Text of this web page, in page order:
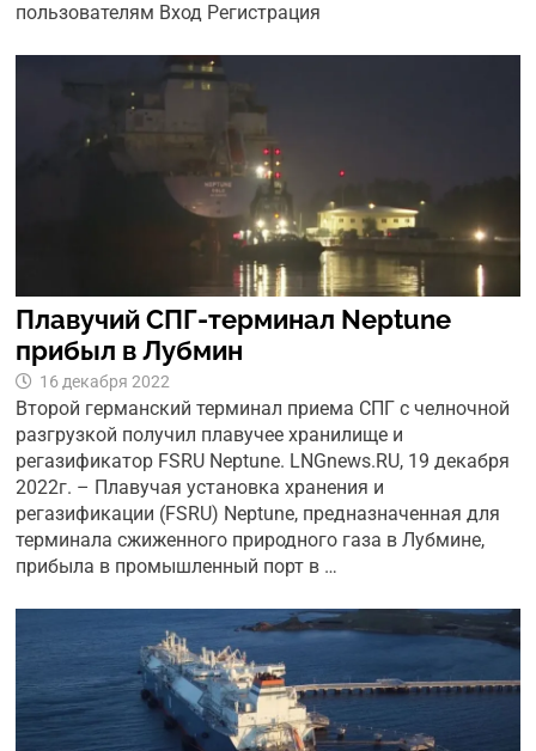
пользователям Вход Регистрация
Плавучий СПГ-терминал Neptune
прибыл в Лубмин
16 декабря 2022
Второй германский терминал приема СПГ с челночной
разгрузкой получил плавучее хранилище и
регазификатор FSRU Neptune. LNGnews.RU, 19 декабря
2022г. – Плавучая установка хранения и
регазификации (FSRU) Neptune, предназначенная для
терминала сжиженного природного газа в Лубмине,
прибыла в промышленный порт в …